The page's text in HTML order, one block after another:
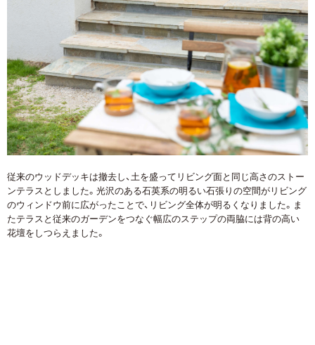
従来のウッドデッキは撤去し、土を盛ってリビング面と同じ高さのストー
ンテラスとしました。光沢のある石英系の明るい石張りの空間がリビング
のウィンドウ前に広がったことで、リビング全体が明るくなりました。ま
たテラスと従来のガーデンをつなぐ幅広のステップの両脇には背の高い
花壇をしつらえました。